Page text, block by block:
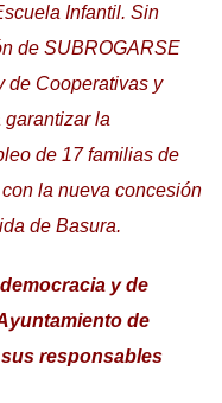
Infantil. Sin
de SUBROGARSE
de Cooperativas y
garantizar la
de 17 familias de
la nueva concesión
de Basura.
y de
de
responsables